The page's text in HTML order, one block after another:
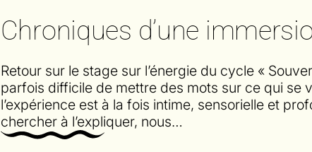
Chroniques d’une
Retour sur le stage sur l’énergie du cycle «
parfois difficile de mettre des mots sur ce qui se
l’expérience est à la fois intime, sensorielle et
chercher à l’expliquer, nous…